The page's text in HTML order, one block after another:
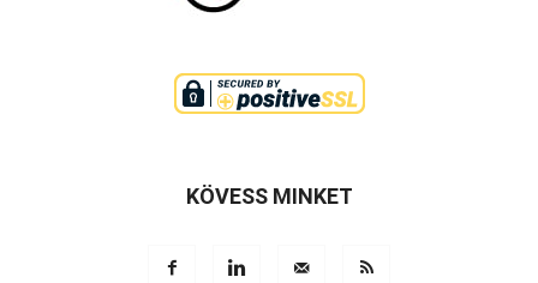
KÖVESS MINKET